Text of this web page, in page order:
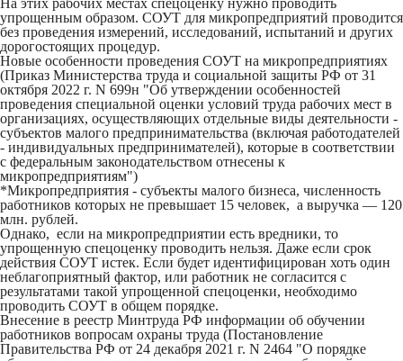
На этих рабочих местах спецоценку нужно проводить
упрощенным образом. СОУТ для микропредприятий проводится
без проведения измерений, исследований, испытаний и других
дорогостоящих процедур.
Новые особенности проведения СОУТ на микропредприятиях
(Приказ Министерства труда и социальной защиты РФ от 31
октября 2022 г. N 699н "Об утверждении особенностей
проведения специальной оценки условий труда рабочих мест в
организациях, осуществляющих отдельные виды деятельности -
субъектов малого предпринимательства (включая работодателей
- индивидуальных предпринимателей), которые в соответствии
с федеральным законодательством отнесены к
микропредприятиям")
*Микропредприятия - субъекты малого бизнеса, численность
работников которых не превышает 15 человек, а выручка — 120
млн. рублей.
Однако, если на микропредприятии есть вредники, то
упрощенную спецоценку проводить нельзя. Даже если срок
действия СОУТ истек. Если будет идентифицирован хоть один
неблагоприятный фактор, или работник не согласится с
результатами такой упрощенной спецоценки, необходимо
проводить СОУТ в общем порядке.
Внесение в реестр Минтруда РФ информации об обучении
работников вопросам охраны труда (Постановление
Правительства РФ от 24 декабря 2021 г. N 2464 "О порядке